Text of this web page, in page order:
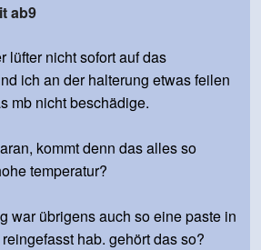
ab9
lüfter nicht sofort auf das
ich an der halterung etwas feilen
mb nicht beschädige.
kommt denn das alles so
temperatur?
war übrigens auch so eine paste in
hab. gehört das so?